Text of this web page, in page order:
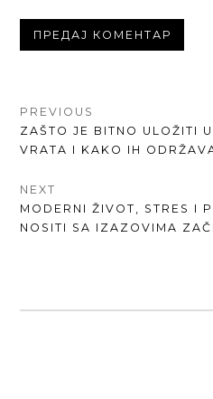
КРЕТАЊЕ
ЧЛАНКА
PREVIOUS
PREVIOUS
POST:
ZAŠTO JE BITNO ULOŽITI
VRATA I KAKO IH
NEXT
NEXT
POST:
MODERNI ŽIVOT, STRES I
NOSITI SA IZAZOVIMA